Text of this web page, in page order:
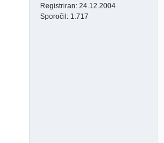
Registriran: 24.12.2004
Sporočil: 1.717